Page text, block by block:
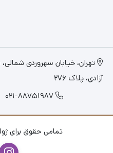
تهران، خیابان سهروردی
آزادی، پلاک 276
021-88751987
تمامی حقوق برای